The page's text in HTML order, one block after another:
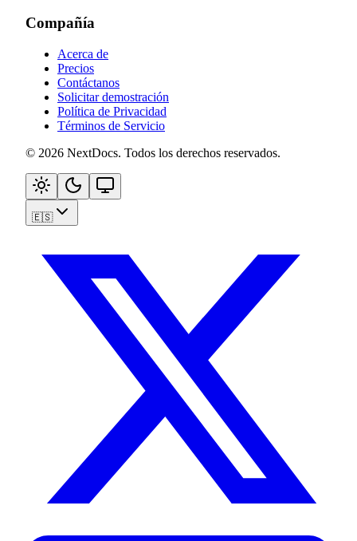
Compañía
Acerca de
Precios
Contáctanos
Solicitar demostración
Política de Privacidad
Términos de Servicio
© 2026 NextDocs. Todos los derechos reservados.
🇪🇸